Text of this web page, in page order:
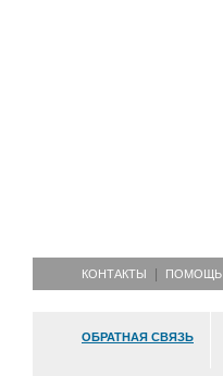
КОНТАКТЫ ПОМОЩЬ
ОБРАТНАЯ СВЯЗЬ